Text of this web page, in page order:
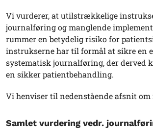
Vi vurderer, at utilstrækkelige
journalføring og manglende
rummer en betydelig risiko for
instrukserne har til formål at sikre en
systematisk journalføring, der derved
en sikker patientbehandling.
Vi henviser til nedenstående afsnit
Samlet vurdering vedr.